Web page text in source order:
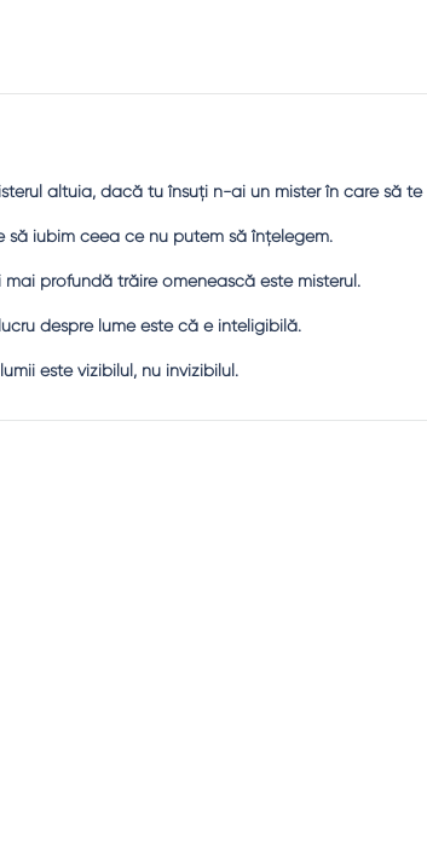
altuia, dacă tu însuţi n-ai un mister în care să te
să iubim ceea ce nu putem să înțelegem.
profundă trăire omenească este misterul.
despre lume este că e inteligibilă.
este vizibilul, nu invizibilul.